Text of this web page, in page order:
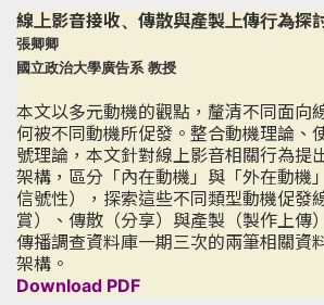
線上影音接收、傳散與產製上傳行為探
張卿卿
國立政治大學廣告系 教授
本文以多元動機的觀點，釐清不同面向
何被不同動機所促發。整合動機理論、
號理論，本文針對線上影音相關行為提
架構，區分「內在動機」與「外在動機
信號性），探索這些不同類型動機促發
賞）、傳散（分享）與產製（製作上傳
傳播調查資料庫一期三次的兩筆相關資
架構。
Download PDF